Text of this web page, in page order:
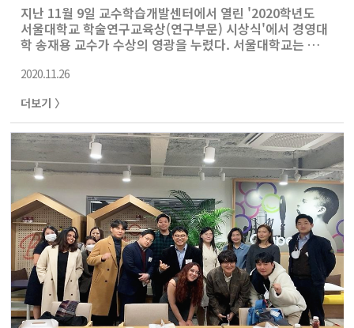
지난 11월 9일 교수학습개발센터에서 열린 '2020학년도
서울대학교 학술연구교육상(연구부문) 시상식'에서 경영대
학 송재용 교수가 수상의 영광을 누렸다. 서울대학교는 교
고를 위해 2008년 ‘서울대학교 학술연구상’을 제정하여,
로 시상하고 있으며, 올해도 창의적이고 활발한 연구활동을
통해 탁월한 연구실적을 낸 교수 10명을 수상자로 선정하였
다. 송재용 교수는 경영전략 및 국제경영 분야를 연구하면
서 Top 저널에 다수의 논문을 게재해 왔다. 한국 대학 교수
최초로 전미경영학회 국제경영분과 회장으로 선출되어 재
임 중이며, 국제경영 분야 세계 최고 학회인 Academy of
International B..
2020.11.26
더보기 〉